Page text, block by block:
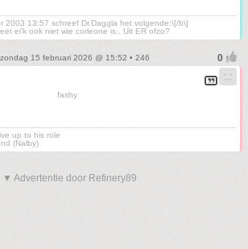
2003 13:57 schreef Dr.Daggla het volgende:\[/b\]
ei'k ook niet wie corleone is.. Uit ER ofzo?
zondag 15 februari 2026 @ 15:52 • 246
fashy
up to his role
(Nalby)
▼ Advertentie door Refinery89